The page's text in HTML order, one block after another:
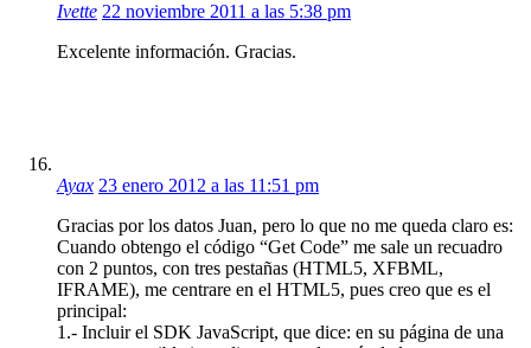
Ivette 22 noviembre 2011 a las 5:38 pm
Excelente información. Gracias.
Ayax 23 enero 2012 a las 11:51 pm
Gracias por los datos Juan, pero lo que no me queda claro es:
Cuando obtengo el código “Get Code” me sale un recuadro
con 2 puntos, con tres pestañas (HTML5, XFBML,
IFRAME), me centrare en el HTML5, pues creo que es el
principal:
1.- Incluir el SDK JavaScript, que dice: en su página de una